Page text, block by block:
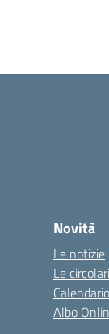
Novità
Le notizie
Le circolari
Albo